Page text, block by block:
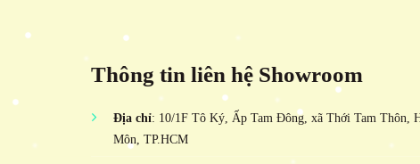
Thông tin liên hệ Showroom
Địa chỉ: 10/1F Tô Ký, Ấp Tam Đông, xã Thới Tam Thôn,
Môn, TP.HCM